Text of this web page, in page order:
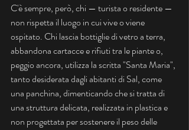
C'è sempre, però, chi — turista o residente —
non rispetta il luogo in cui vive o viene
ospitato. Chi lascia bottiglie di vetro a terra,
abbandona cartacce e rifiuti tra le piante o,
peggio ancora, utilizza la scritta "Santa Maria",
tanto desiderata dagli abitanti di Sal, come
una panchina, dimenticando che si tratta di
una struttura delicata, realizzata in plastica e
non progettata per sostenere il peso delle